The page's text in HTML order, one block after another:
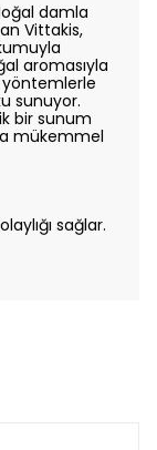
damla
Vittakis,
aromasıyla
yöntemlerle
sunuyor.
bir sunum
mükemmel
sağlar.